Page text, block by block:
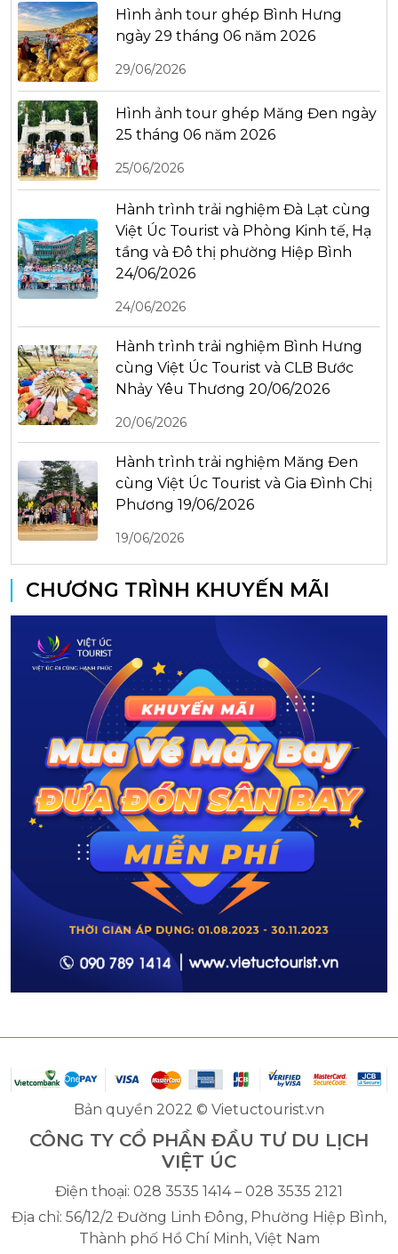
Hình ảnh tour ghép Bình Hưng
ngày 29 tháng 06 năm 2026
29/06/2026
Hình ảnh tour ghép Măng Đen ngày
25 tháng 06 năm 2026
25/06/2026
Hành trình trải nghiệm Đà Lạt cùng
Việt Úc Tourist và Phòng Kinh tế, Hạ
tầng và Đô thị phường Hiệp Bình
24/06/2026
24/06/2026
Hành trình trải nghiệm Bình Hưng
cùng Việt Úc Tourist và CLB Bước
Nhảy Yêu Thương 20/06/2026
20/06/2026
Hành trình trải nghiệm Măng Đen
cùng Việt Úc Tourist và Gia Đình Chị
Phương 19/06/2026
19/06/2026
CHƯƠNG TRÌNH KHUYẾN MÃI
Bản quyền 2022 © Vietuctourist.vn
CÔNG TY CỔ PHẦN ĐẦU TƯ DU LỊCH
VIỆT ÚC
Điện thoại: 028 3535 1414 – 028 3535 2121
Địa chỉ: 56/12/2 Đường Linh Đông, Phường Hiệp Bình,
Thành phố Hồ Chí Minh, Việt Nam